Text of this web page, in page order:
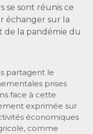
se sont réunis ce
échanger sur la
la pandémie du
partagent le
prises
face à cette
exprimée sur
économiques
comme